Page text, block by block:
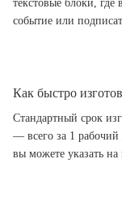
текстовые блоки,
событие или
Как быстро
Стандартный срок
— всего за 1 рабочий
вы можете указать на